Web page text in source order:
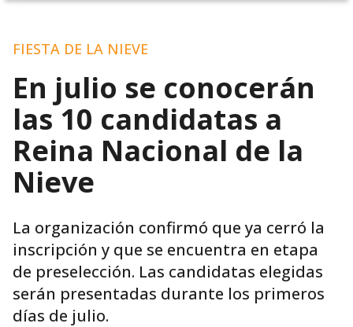
FIESTA DE LA NIEVE
En julio se conocerán
las 10 candidatas a
Reina Nacional de la
Nieve
La organización confirmó que ya cerró la
inscripción y que se encuentra en etapa
de preselección. Las candidatas elegidas
serán presentadas durante los primeros
días de julio.